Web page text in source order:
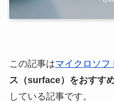
この記事はマイクロソフ
ス（surface）をおすす
している記事です。